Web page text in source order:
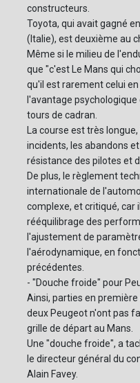
constructeurs.
Toyota, qui avait gagné
(Italie), est deuxième au
Même si le milieu de
que "c'est Le Mans qui
qu'il est rarement celui
l'avantage
tours de cadran.
La course est très
incidents, les abandons
résistance des pilotes et
De plus, le règlement
internationale de
complexe, et critiqué, car
rééquilibrage des
l'ajustement de
l'aérodynamique, en
précédentes.
- "Douche froide" pour
Ainsi, parties en
deux Peugeot n'ont pas
grille de départ au Mans.
Une "douche froide", a
le directeur général du
Alain Favey.